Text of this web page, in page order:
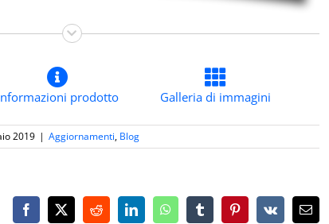
prodotto Galleria di immagini
2019 | Aggiornamenti, Blog
Facebook
X RedditLinkedInWhatsAppTumblrPinterest
Vk Email